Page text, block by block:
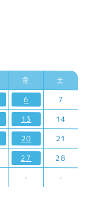
金 土
6
7
13
14
20
21
27
28
- -